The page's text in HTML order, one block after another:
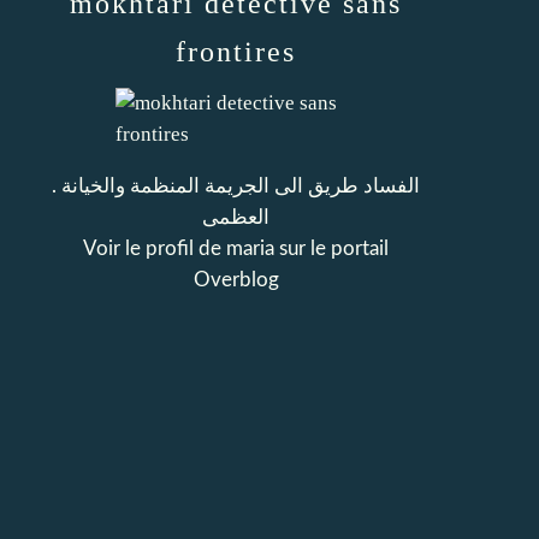
frontires
. الفساد طريق الى الجريمة المنظمة والخيانة
العظمى
Voir le profil de maria sur le portail
Overblog